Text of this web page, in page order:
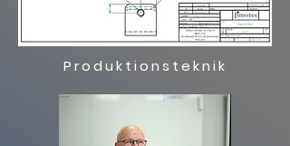
Produktionsteknik